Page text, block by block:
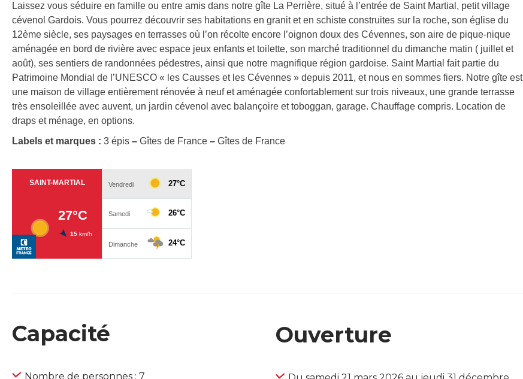
Laissez vous séduire en famille ou entre amis dans notre gîte La Perrière, situé à l’entrée de Saint Martial, petit village
cévenol Gardois. Vous pourrez découvrir ses habitations en granit et en schiste construites sur la roche, son église du
12ème siècle, ses paysages en terrasses où l’on récolte encore l’oignon doux des Cévennes, son aire de pique-nique
aménagée en bord de rivière avec espace jeux enfants et toilette, son marché traditionnel du dimanche matin ( juillet et
août), ses sentiers de randonnées pédestres, ainsi que notre magnifique région gardoise. Saint Martial fait partie du
Patrimoine Mondial de l’UNESCO « les Causses et les Cévennes » depuis 2011, et nous en sommes fiers. Notre gîte est
une maison de village entièrement rénovée à neuf et aménagée confortablement sur trois niveaux, une grande terrasse
très ensoleillée avec auvent, un jardin cévenol avec balançoire et toboggan, garage. Chauffage compris. Location de
draps et ménage, en options.
Labels et marques : 3 épis – Gîtes de France – Gîtes de France
Capacité
Nombre de personnes : 7
Ouverture